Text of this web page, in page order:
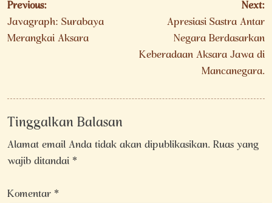
Navigasi
pos
Previous:
Javagraph: Surabaya
Merangkai Aksara
Next:
Apresiasi Sastra Antar
Negara Berdasarkan
Keberadaan Aksara Jawa di
Mancanegara.
Tinggalkan Balasan
Alamat email Anda tidak akan dipublikasikan.Ruas yang
wajib ditandai*
Komentar*